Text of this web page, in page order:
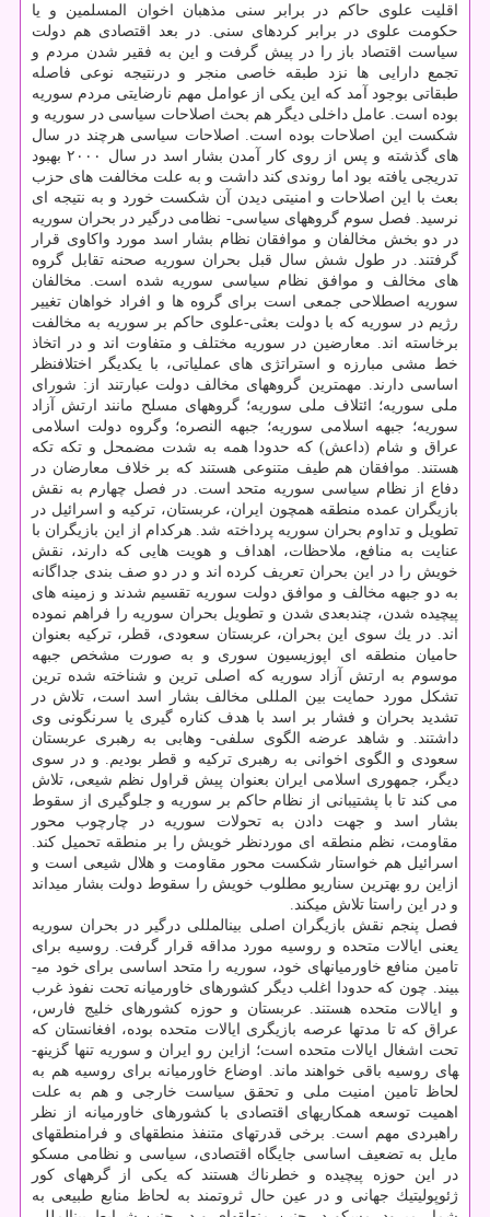
اقلیت علوی حاكم در برابر سنی مذهبان اخوان المسلمین و یا
حكومت علوی در برابر كردهای سنی. در بعد اقتصادی هم دولت
سیاست اقتصاد باز را در پیش گرفت و این به فقیر شدن مردم و
تجمع دارایی ها نزد طبقه خاصی منجر و درنتیجه نوعی فاصله
طبقاتی بوجود آمد كه این یكی از عوامل مهم نارضایتی مردم سوریه
بوده است. عامل داخلی دیگر هم بحث اصلاحات سیاسی در سوریه و
شكست این اصلاحات بوده است. اصلاحات سیاسی هرچند در سال
های گذشته و پس از روی كار آمدن بشار اسد در سال ۲۰۰۰ بهبود
تدریجی یافته بود اما روندی كند داشت و به علت مخالفت های حزب
بعث با این اصلاحات و امنیتی دیدن آن شكست خورد و به نتیجه ای
نرسید. فصل سوم گروه­های سیاسی- نظامی درگیر در بحران سوریه
در دو بخش مخالفان و موافقان نظام بشار اسد مورد واكاوی قرار
گرفتند. در طول شش سال قبل بحران سوریه صحنه تقابل گروه
های مخالف و موافق نظام سیاسی سوریه شده است. مخالفان
سوریه اصطلاحی جمعی است برای گروه ها و افراد خواهان تغییر
رژیم در سوریه كه با دولت بعثی-علوی حاكم بر سوریه به مخالفت
برخاسته اند. معارضین در سوریه مختلف و متفاوت اند و در اتخاذ
اساسی دارند. مهم­ترین گروه­های مخالف دولت عبارتند از: شورای
ملی سوریه؛ ائتلاف ملی سوریه؛ گروه­های مسلح مانند ارتش آزاد
سوریه؛ جبهه اسلامی سوریه؛ جبهه النصره؛ وگروه دولت اسلامی
عراق و شام (داعش) كه حدودا همه به شدت مضمحل و تكه تكه
هستند. موافقان هم طیف متنوعی هستند كه بر خلاف معارضان در
دفاع از نظام سیاسی سوریه متحد است. در فصل چهارم به نقش
بازیگران عمده منطقه­ همچون ایران، عربستان، تركیه و اسرائیل در
تطویل و تداوم بحران سوریه پرداخته شد. هركدام از این بازیگران با
عنایت به منافع، ملاحظات، اهداف و هویت هایی كه دارند، نقش
خویش را در این بحران تعریف كرده اند و در دو صف بندی جداگانه
به دو جبهه مخالف و موافق دولت سوریه تقسیم شدند و زمینه های
پیچیده شدن، چندبعدی شدن و تطویل بحران سوریه را فراهم نموده
اند. در یك سوی این بحران، عربستان سعودی، قطر، تركیه بعنوان
حامیان منطقه ای اپوزیسیون سوری و به صورت مشخص جبهه
موسوم به ارتش آزاد سوریه كه اصلی ترین و شناخته شده ترین
تشكل مورد حمایت بین المللی مخالف بشار اسد است، تلاش در
تشدید بحران و فشار بر اسد با هدف كناره گیری یا سرنگونی وی
داشتند. و شاهد عرضه الگوی سلفی- وهابی به رهبری عربستان
سعودی و الگوی اخوانی به رهبری تركیه و قطر بودیم. و در سوی
دیگر، جمهوری اسلامی ایران بعنوان پیش قراول نظم شیعی، تلاش
می كند تا با پشتیبانی از نظام حاكم بر سوریه و جلوگیری از سقوط
بشار اسد و جهت دادن به تحولات سوریه در چارچوب محور
مقاومت، نظم منطقه ای موردنظر خویش را بر منطقه تحمیل كند.
اسرائیل هم خواستار شكست محور مقاومت و هلال شیعی است و
ازاین رو بهترین سناریو مطلوب خویش را سقوط دولت بشار می­داند
و در این راستا تلاش می­كند.
فصل پنجم نقش بازیگران اصلی بین­المللی درگیر در بحران سوریه
یعنی ایالات متحده و روسیه مورد مداقه قرار گرفت. روسیه برای
تامین منافع خاورمیانه­ای خود، سوریه را متحد اساسی برای خود می­
بیند. چون كه حدودا اغلب دیگر كشورهای خاورمیانه تحت نفوذ غرب
و ایالات متحده هستند. عربستان و حوزه كشورهای خلیج فارس،
عراق كه تا مدت­ها عرصه بازیگری ایالات متحده بوده، افغانستان كه
تحت اشغال ایالات متحده است؛ ازاین رو ایران و سوریه تنها گزینه­
های روسیه باقی خواهند ماند. اوضاع خاورمیانه برای روسیه هم به
لحاظ تامین امنیت ملی و تحقق سیاست خارجی و هم به علت
اهمیت توسعه همكاری­های اقتصادی با كشورهای خاورمیانه از نظر
راهبردی مهم است. برخی قدرت­های متنفذ منطقه­ای و فرامنطقه­ای
مایل به تضعیف اساسی جایگاه اقتصادی، سیاسی و نظامی مسكو
در این حوزه پیچیده و خطرناك هستند كه یكی از گره­های كور
ژئوپولیتیك جهانی و در عین حال ثروتمند به لحاظ منابع طبیعی به